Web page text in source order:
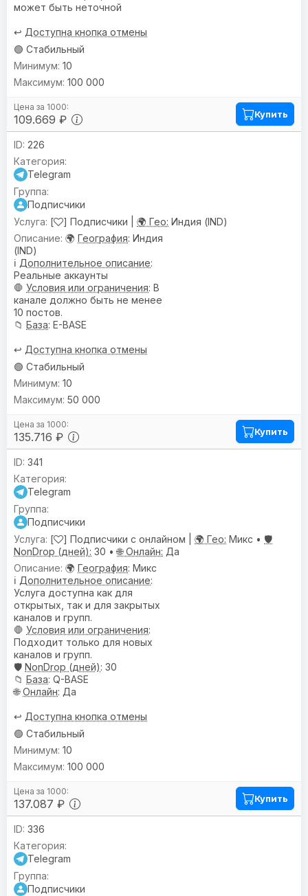
может быть неточной
↩️ Доступна кнопка отмены
🟢 Стабильный
109.669 ₽
10
100 000
Купить
226
Telegram
Подписчики
[
] Подписчики | 🌍 Гео: Индия (IND)
🌍 География: Индия
(IND)
ℹ️ Дополнительное описание:
Реальные аккаунты
🛑 Условия или ограничения: В
канале должно быть не менее
10 постов.
📁 База: E-BASE
↩️ Доступна кнопка отмены
🟢 Стабильный
135.716 ₽
10
50 000
Купить
341
Telegram
Подписчики
[
] Подписчики с онлайном | 🌍 Гео: Микс • 🛡️
NonDrop (дней): 30 •🌐 Онлайн: Да
🌍 География: Микс
ℹ️ Дополнительное описание:
Услуга доступна как для
открытых, так и для закрытых
каналов и групп.
🛑 Условия или ограничения:
Подходит только для новых
каналов и групп.
🛡️ NonDrop (дней): 30
📁 База: Q-BASE
🌐Онлайн: Да
↩️ Доступна кнопка отмены
🟢 Стабильный
137.087 ₽
10
100 000
Купить
336
Telegram
Подписчики